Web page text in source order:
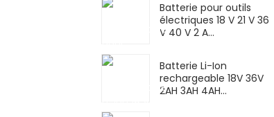
Batterie pour outils
électriques 18 V 21 V 36
V 40 V 2 A...
Batterie Li-Ion
rechargeable 18V 36V
2AH 3AH 4AH...